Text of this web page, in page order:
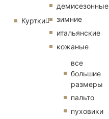
Куртки
демисезонные
зимние
итальянские
кожаные
все
большие
размеры
пальто
пуховики